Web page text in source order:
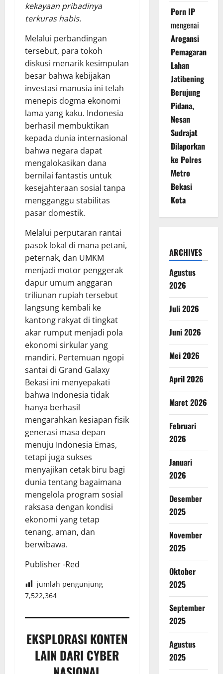
kekayaan pribadinya
terkuras habis.
Melalui perbandingan
tersebut, para tokoh
diskusi menarik kesimpulan
besar bahwa kebijakan
investasi manusia ini telah
menepis dogma ekonomi
lama yang kaku. Indonesia
berhasil membuktikan
kepada dunia internasional
bahwa negara dapat
mengalokasikan dana
bernilai fantastis untuk
kesejahteraan sosial tanpa
mengganggu stabilitas
pasar domestik.
Melalui perputaran rantai
pasok lokal di mana petani,
peternak, dan UMKM
menjadi motor penggerak
dapur umum anggaran
triliunan rupiah tersebut
langsung kembali ke
kantong rakyat di tingkat
akar rumput menjadi pola
ekonomi sirkular yang
mandiri. Pertemuan ngopi
santai di Grand Galaxy
Bekasi ini menyepakati
bahwa Indonesia tidak
hanya berhasil
mengarahkan kesiapan fisik
generasi masa depan
menuju Indonesia Emas,
tetapi juga sukses
menyajikan cetak biru bagi
dunia tentang bagaimana
mengelola program sosial
raksasa dengan kondisi
ekonomi yang tetap
tenang, aman, dan
berwibawa.
Publisher -Red
jumlah pengunjung
7,522,364
EKSPLORASI KONTEN
LAIN DARI CYBER
Porn IP
mengenai
Arogansi
Pemagaran
Lahan
Jatibening
Berujung
Pidana,
Nesan
Sudrajat
Dilaporkan
ke Polres
Metro
Bekasi
Kota
ARCHIVES
Agustus
2026
Juli 2026
Juni 2026
Mei 2026
April 2026
Maret 2026
Februari
2026
Januari
2026
Desember
2025
November
2025
Oktober
2025
September
2025
Agustus
2025